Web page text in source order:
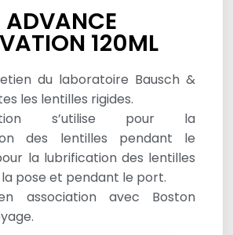
ADVANCE
120ML
du laboratoire Bausch &
les lentilles rigides.
s’utilise pour la
des lentilles pendant le
la lubrification des lentilles
pose et pendant le port.
association avec Boston